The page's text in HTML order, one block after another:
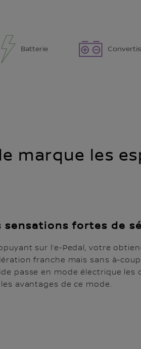
Batterie
marque les
sensations fortes de
sur l’e-Pedal, votre
franche mais sans à-
passe en mode électrique les
avantages de ce mode.